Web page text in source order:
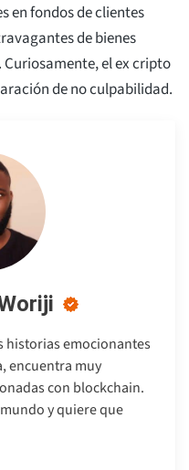
en fondos de clientes
de bienes
el ex cripto
de no culpabilidad.
historias emocionantes
encuentra muy
con blockchain.
y quiere que